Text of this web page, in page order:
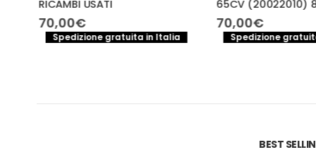
RICAMBI USATI
70,00€
Spedizione gratuita in Italia
65CV (20022010)
70,00€
Spedizione
BEST